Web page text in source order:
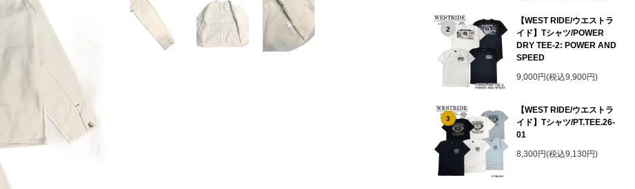
2
【WEST RIDE/ウエストラ
イド】Tシャツ/POWER
DRY TEE-2: POWER AND
SPEED
9,000円(税込9,900円)
3
【WEST RIDE/ウエストラ
イド】Tシャツ/PT.TEE.26-
01
8,300円(税込9,130円)